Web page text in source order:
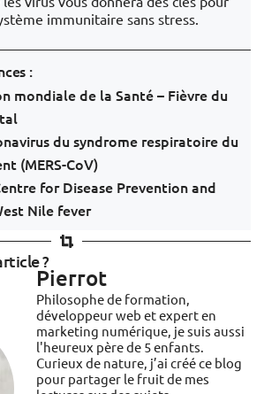
immunitaire sans stress.
:
mondiale de la Santé – Fièvre du
du syndrome respiratoire du
(MERS-CoV)
for Disease Prevention and
Nile fever
?
Pierrot
Philosophe de formation,
développeur web et expert en
marketing numérique, je suis aussi
l'heureux père de 5 enfants.
Curieux de nature, j’ai créé ce blog
pour partager le fruit de mes